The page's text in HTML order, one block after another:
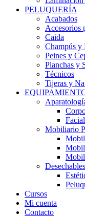
PELUQUERÍA
Acabados
Accesorios
Caida
Champús y
Peines y
Planchas y
Técnicos
Tijeras y
Facial
Mobiliario
Desechables
Cursos
Mi cuenta
Contacto